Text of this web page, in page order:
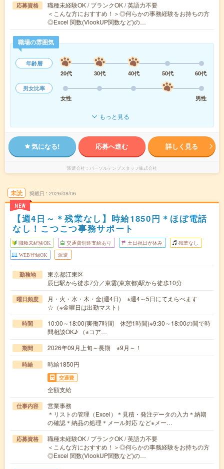
応募資格
職種未経験OK / ブランクOK / 英語力不要
＜こんな方におすすめ！＞◎何らかの事務経験をお持ちの方
◎Excel 関数(VlookUP関数など)の…
職場の雰囲気
年齢層
20代
30代 40代 50代
60代
男女比率
女性
男性
もっと見る
気になる! 応募へ進む 詳しく見る
派遣会社 パーソルテンプスタッフ株式会社
未読
NEW
掲載日 2026/08/06
【週4日～＊残業なし】時給1850円＊ほぼ電話
なし！こつこつ事務サポート
職種未経験OK 交通費別途支給あり 土日祝日が休み 残業なし
WEB登録OK 派遣
勤務地
東京都江東区
辰巳駅から徒歩7分／東雲(東京都)駅から徒歩10分
曜日頻度
月・火・水・木・金(週4日) ※週4～5日にてえらべます
☆（※金曜日は出勤マスト）
時間
10:00～18:00(実働7時間 休憩1時間)※9:30～18:00の間で時
間相談OK♪ （※コア…
期間 2026年09月上旬～長期 ※9月～！
時給 時給1850円
交通費
全額支給
仕事内容
営業事務
＊リストの管理（Excel）＊見積・発注データの入力＊納期
の確認＊納品の処理＊メール対応 など※メー…
応募資格
職種未経験OK / ブランクOK / 英語力不要
＜こんな方におすすめ！＞◎何らかの事務経験をお持ちの方
◎Excel 関数(VlookUP関数など)の…